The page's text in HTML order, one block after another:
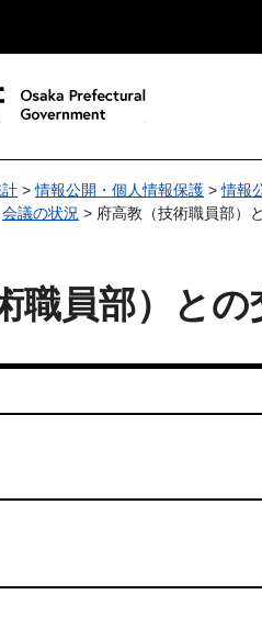
>情報公開・個人情報保護 >情報
会議の状況 > 府高教（技術職員部）
職員部）との